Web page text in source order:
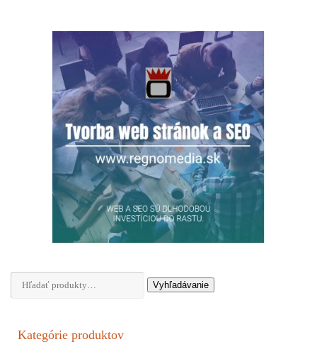
Hľadať: Vyhľadávanie
Kategórie produktov